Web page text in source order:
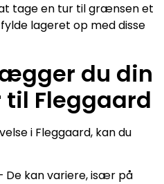
tage en tur til grænsen et
lageret op med disse
du din
Fleggaard
i Fleggaard, kan du
De kan variere, især på